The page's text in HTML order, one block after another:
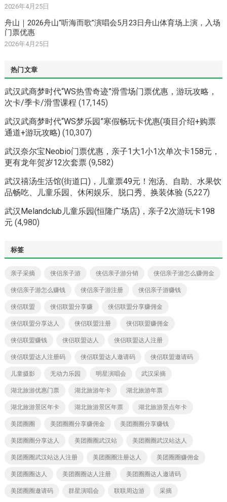
2026年4月25日
舟山｜2026舟山“听海而歌”演唱会5月23日舟山体育场上演，入场
门票优惠
2026年4月25日
热门文章
武汉武商梦时代“WS热雪奇迹”滑雪场门票优惠，游玩攻略，
次卡/季卡/滑雪课程 (17,145)
武汉武商梦时代“WS梦乐园”寒假畅玩卡优惠(项目介绍+购票
通道+游玩攻略) (10,307)
武汉奈尔宝Neobio门票优惠，亲子1大1小1次单次卡158元，
更有龙年贺岁12次套票 (9,582)
武汉禧汤生活馆(街道口)，儿童票49元！泡汤、自助、水果饮
品畅吃、儿童乐园、休闲娱乐、脱口秀、换装体验 (5,227)
武汉Melandclub儿童乐园(恒隆广场店)，亲子2次游玩卡198
元 (4,980)
标签
亲子采摘 侠侣亲子游 侠侣亲子游分销 侠侣亲子游怎么赚佣金
侠侣亲子游怎么赚钱 侠侣亲子游注册 侠侣亲子游赚钱
侠侣联盟 侠侣联盟分享赚 侠侣联盟分享赚佣金
侠侣联盟分享达人 侠侣联盟注册 侠侣联盟赚佣金
侠侣联盟赚钱 侠侣联盟达人 侠侣联盟达人注册
侠侣联盟达人注册码 侠侣联盟达人邀请码 侠侣联盟邀请码
儿童摄影 无动力乐园 明星演唱会 武汉采摘
湖北旅游优惠门票 湖北旅游年卡 湖北旅游年票
湖北旅游景区年卡 湖北旅游景区年票 湖北旅游景点年卡
美团圈圈 美团圈圈分享赚佣金 美团圈圈分享赚钱
美团圈圈分享达人 美团圈圈武汉站 美团圈圈武汉站达人
美团圈圈武汉站达人注册 美团圈圈注册达人 美团圈圈赚佣金
美团圈圈达人 美团圈圈达人注册 美团圈圈达人邀请码
美团圈圈邀请码 群星演唱会 联联周边游 采摘